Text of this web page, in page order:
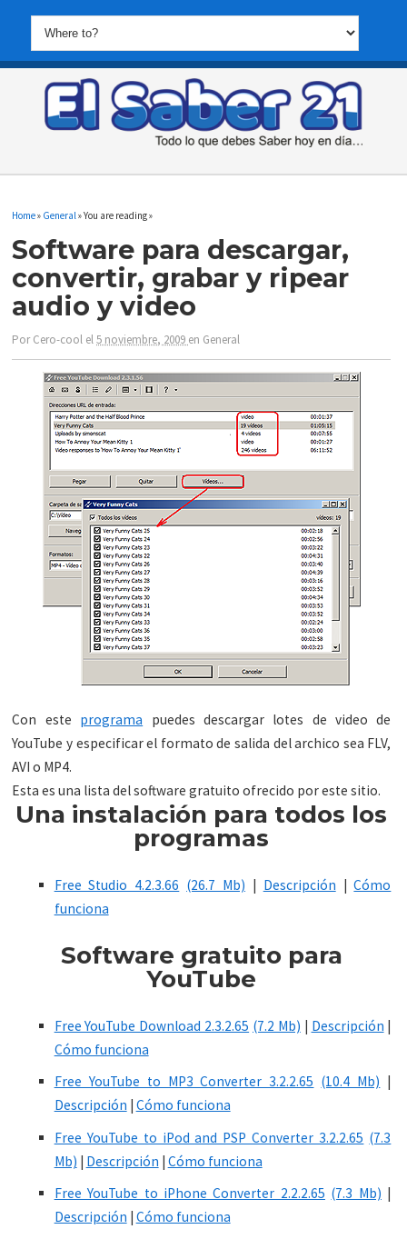
Home» General » You are reading »
Software para descargar,
convertir, grabar y ripear
audio y video
PorCero-cool el5 noviembre, 2009 en General
Con este programa puedes descargar lotes de video de
YouTube y especificar el formato de salida del archico sea FLV,
AVI o MP4.
Esta es una lista del software gratuito ofrecido por este sitio.
Una instalación para todos los
programas
Free Studio 4.2.3.66 (26.7 Mb) Descripción |Cómo
funciona
Software gratuito para
YouTube
Free YouTube Download 2.3.2.65 (7.2 Mb) | Descripción |
Cómo funciona
Free YouTube to MP3 Converter 3.2.2.65 (10.4 Mb)
Descripción Cómo funciona
Free YouTube to iPod and PSP Converter 3.2.2.65 (7.3
Mb) | Descripción | Cómo funciona
Free YouTube to iPhone Converter 2.2.2.65 (7.3 Mb) |
Descripción | Cómo funciona